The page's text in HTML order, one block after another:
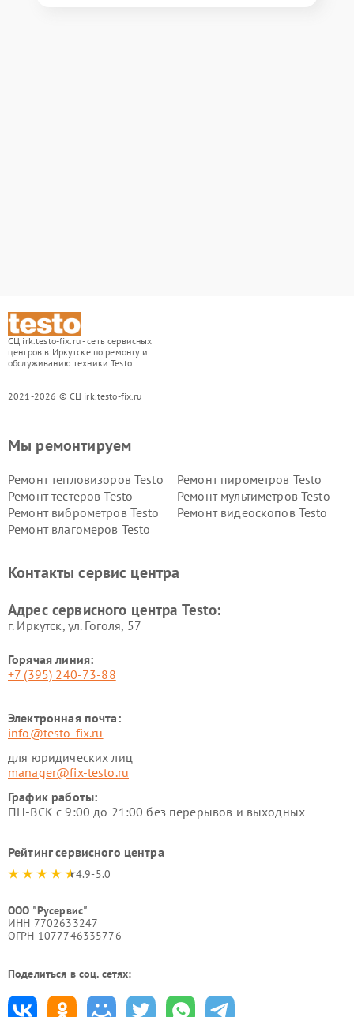
СЦ irk.testo-fix.ru - сеть сервисных
центров в Иркутске по ремонту и
обслуживанию техники Testo
2021-2026 © СЦ irk.testo-fix.ru
Мы ремонтируем
Ремонт тепловизоров Testo
Ремонт пирометров Testo
Ремонт тестеров Testo
Ремонт мультиметров Testo
Ремонт виброметров Testo
Ремонт видеоскопов Testo
Ремонт влагомеров Testo
Контакты сервис центра
Адрес сервисного центра Testo:
г. Иркутск, ул. ​Гоголя, 57
Горячая линия:
+7 (395) 240-73-88
Электронная почта:
info@testo-fix.ru
для юридических лиц
manager@fix-testo.ru
График работы:
ПН-ВСК с 9:00 до 21:00 без перерывов и выходных
Рейтинг сервисного центра
4.9-5.0
ООО "Русервис"
ИНН 7702633247
ОГРН 1077746335776
Поделиться в соц. сетях: